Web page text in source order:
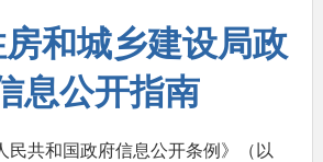
和城乡建设局政
息公开指南
民共和国政府信息公开条例》（以